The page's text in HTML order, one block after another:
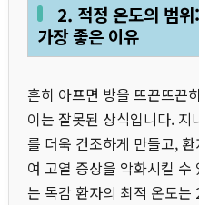
2. 적정 온도의 범
가장 좋은 이유
흔히 아프면 방을 뜨끈뜨끈
이는 잘못된 상식입니다. 지
를 더욱 건조하게 만들고,
여 고열 증상을 악화시킬
는 독감 환자의 최적 온도